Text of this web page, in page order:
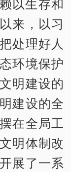
以生存和
来，以习
处理好人
环境保护
明建设的
建设的全
在全局工
明体制改
展了一系